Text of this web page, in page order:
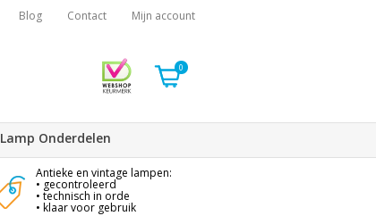
Blog Contact Mijn account
0
Lamp Onderdelen
Antieke en vintage lampen:
• gecontroleerd
• technisch in orde
• klaar voor gebruik